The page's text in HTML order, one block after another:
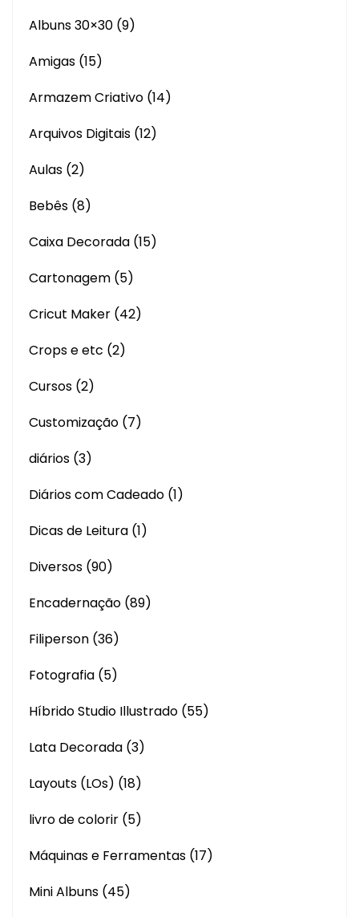
Albuns 30×30 (9)
Amigas (15)
Armazem Criativo (14)
Arquivos Digitais (12)
Aulas (2)
Bebês (8)
Caixa Decorada (15)
Cartonagem (5)
Cricut Maker (42)
Crops e etc (2)
Cursos (2)
Customização (7)
diários (3)
Diários com Cadeado (1)
Dicas de Leitura (1)
Diversos (90)
Encadernação (89)
Filiperson (36)
Fotografia (5)
Híbrido Studio Illustrado (55)
Lata Decorada (3)
Layouts (LOs) (18)
livro de colorir (5)
Máquinas e Ferramentas (17)
Mini Albuns (45)